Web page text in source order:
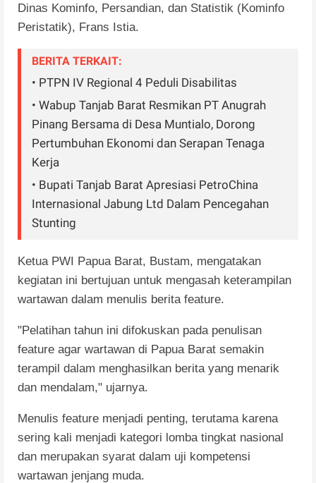
Dinas Kominfo, Persandian, dan Statistik (Kominfo
Peristatik), Frans Istia.
BERITA TERKAIT:
• PTPN IV Regional 4 Peduli Disabilitas
• Wabup Tanjab Barat Resmikan PT Anugrah
Pinang Bersama di Desa Muntialo, Dorong
Pertumbuhan Ekonomi dan Serapan Tenaga
Kerja
• Bupati Tanjab Barat Apresiasi PetroChina
Internasional Jabung Ltd Dalam Pencegahan
Stunting
Ketua PWI Papua Barat, Bustam, mengatakan
kegiatan ini bertujuan untuk mengasah keterampilan
wartawan dalam menulis berita feature.
"Pelatihan tahun ini difokuskan pada penulisan
feature agar wartawan di Papua Barat semakin
terampil dalam menghasilkan berita yang menarik
dan mendalam," ujarnya.
Menulis feature menjadi penting, terutama karena
sering kali menjadi kategori lomba tingkat nasional
dan merupakan syarat dalam uji kompetensi
wartawan jenjang muda.